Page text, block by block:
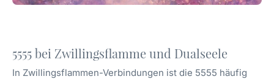
5555 bei Zwillingsflamme und Dualseele
In Zwillingsflammen-Verbindungen ist die 5555 häufig